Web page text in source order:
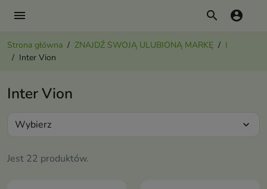
menu search account_circle
Strona główna ZNAJDŹ SWOJĄ ULUBIONĄ MARKĘ
I
Inter Vion
Inter Vion
Jest 22 produktów.
Wybierz expand_more